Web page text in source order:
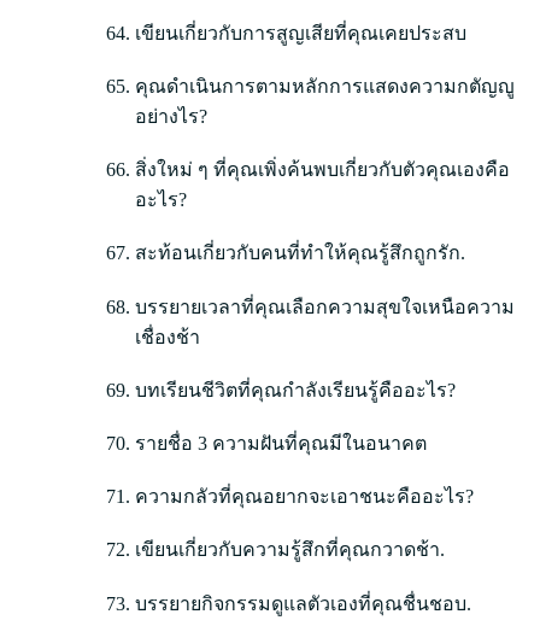
เขียนเกี่ยวกับการสูญเสียที่คุณเคยประสบ
คุณดำเนินการตามหลักการแสดงความกตัญญู
อย่างไร?
สิ่งใหม่ ๆ ที่คุณเพิ่งค้นพบเกี่ยวกับตัวคุณเองคือ
อะไร?
สะท้อนเกี่ยวกับคนที่ทำให้คุณรู้สึกถูกรัก.
บรรยายเวลาที่คุณเลือกความสุขใจเหนือความ
เชื่องช้า
บทเรียนชีวิตที่คุณกำลังเรียนรู้คืออะไร?
รายชื่อ 3 ความฝันที่คุณมีในอนาคต
ความกลัวที่คุณอยากจะเอาชนะคืออะไร?
เขียนเกี่ยวกับความรู้สึกที่คุณกวาดช้า.
บรรยายกิจกรรมดูแลตัวเองที่คุณชื่นชอบ.